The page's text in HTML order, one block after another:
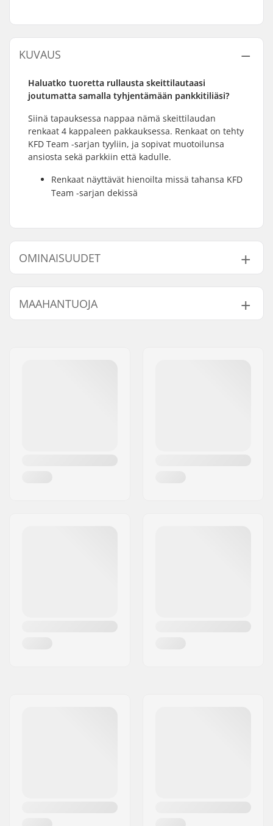
KUVAUS
Haluatko tuoretta rullausta skeittilautaasi
joutumatta samalla tyhjentämään pankkitiliäsi?
Siinä tapauksessa nappaa nämä skeittilaudan
renkaat 4 kappaleen pakkauksessa. Renkaat on tehty
KFD Team -sarjan tyyliin, ja sopivat muotoilunsa
ansiosta sekä parkkiin että kadulle.
Renkaat näyttävät hienoilta missä tahansa KFD
Team -sarjan dekissä
OMINAISUUDET
Renkaan halkaisija:
53mm
Renkaan kovuus:
Renkaan materiaali:
PU valettu, SHR
MAAHANTUOJA